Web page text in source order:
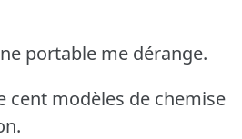
portable me dérange.
cent modèles de chemise